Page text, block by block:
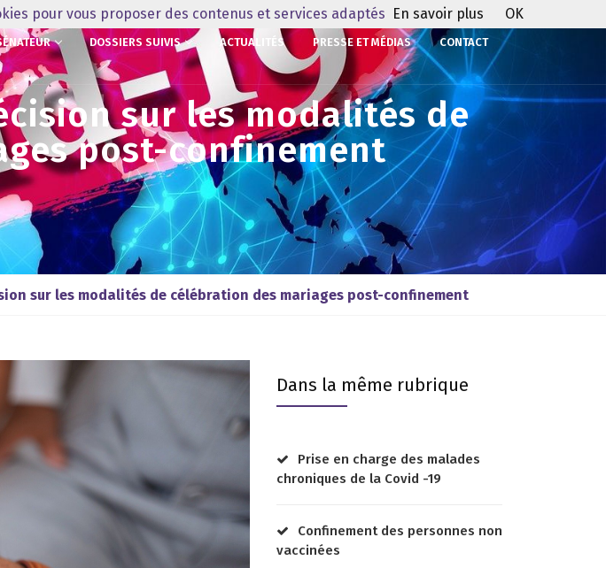
DOSSIERS SUIVIS ACTUALITÉS PRESSE ET MÉDIAS CONTACT
sur les modalités de
post-confinement
sur les modalités de célébration des mariages post-confinement
Dans la même rubrique
Prise en charge des malades
chroniques de la Covid -19
Confinement des personnes non
vaccinées
pour vous proposer des contenus et services adaptés En savoir plus OK